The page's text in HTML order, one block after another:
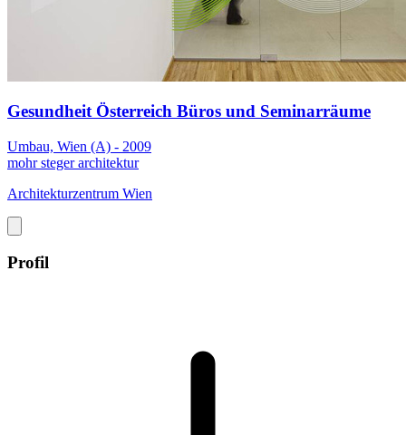
Gesundheit Österreich Büros und Seminarräume
Umbau, Wien (A) - 2009
mohr steger architektur
Architekturzentrum Wien
Profil